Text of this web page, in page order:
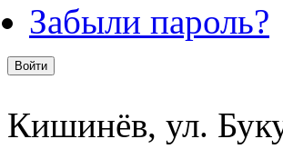
Забыли пароль?
Кишинёв, ул.